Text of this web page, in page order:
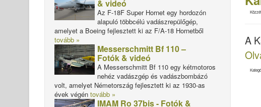
A
& videó
Az F-18F Super Hornet egy hordozón
alapuló többcélú vadászrepülőgép,
amelyet a Boeing fejlesztett ki az F/A-18 Hornetből
tovább »
Messerschmitt Bf 110 –
Fotók & videó
A Messerschmitt Bf 110 egy kétmotoros
nehéz vadászgép és vadászbombázó
volt, amelyet Németország fejlesztett ki az 1930-as
évek végén tovább »
IMAM Ro 37bis - Fotók &